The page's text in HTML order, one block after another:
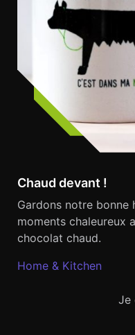
Chaud devant !
Gardons notre bonne
moments chaleureux
chocolat chaud.
Home & Kitchen
Je